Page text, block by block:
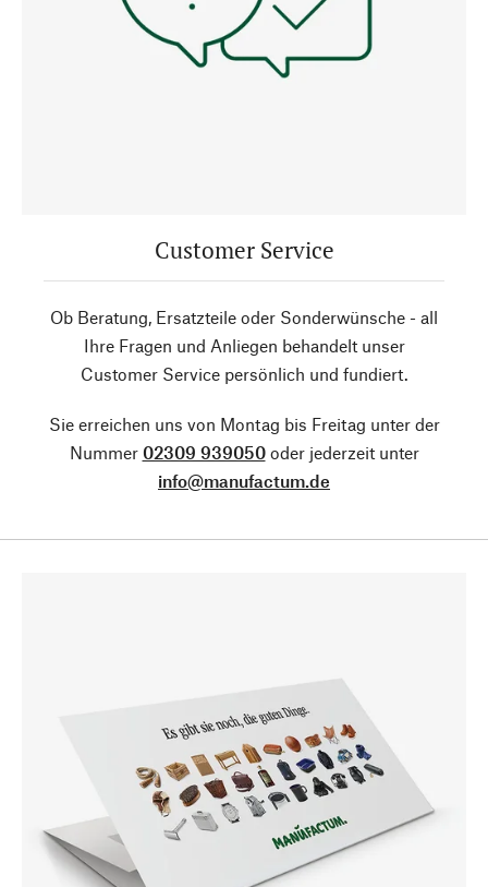
Customer Service
Ob Beratung, Ersatzteile oder Sonderwünsche - all
Ihre Fragen und Anliegen behandelt unser
Customer Service persönlich und fundiert.
Sie erreichen uns von Montag bis Freitag unter der
Nummer 02309 939050oder jederzeit unter
info@manufactum.de